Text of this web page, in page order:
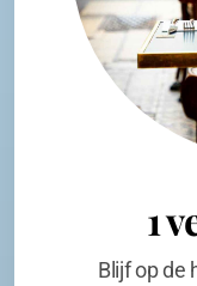
1
Blijf op de